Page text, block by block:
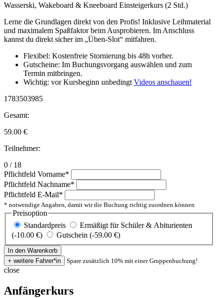
Wasserski, Wakeboard & Kneeboard Einsteigerkurs (2 Std.)
Lerne die Grundlagen direkt von den Profis! Inklusive Leihmaterial
und maximalem Spaßfaktor beim Ausprobieren. Im Anschluss
kannst du direkt sicher im „Üben-Slot“ mitfahren.
Flexibel: Kostenfreie Stornierung bis 48h vorher.
Gutscheine: Im Buchungsvorgang auswählen und zum
Termin mitbringen.
Wichtig: vor Kursbeginn unbedingt Videos anschauen!
1783503985
Gesamt:
59.00 €
Teilnehmer:
0 / 18
Pflichtfeld Vorname*
Pflichtfeld Nachname*
Pflichtfeld E-Mail*
* notwendige Angaben, damit wir die Buchung richtig zuordnen können
Preisoption
Standardpreis
Ermäßigt für Schüler & Abiturienten
(-10.00 €)
Gutschein (-59.00 €)
Spare zusätzlich 10% mit einer Gruppenbuchung!
close
Anfängerkurs